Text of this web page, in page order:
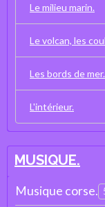
Le milieu marin.
Le volcan, les
Les bords de mer.
L'intérieur.
MUSIQUE.
Musique corse.